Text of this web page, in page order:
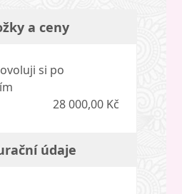
a ceny
si po
28 000,00 Kč
údaje